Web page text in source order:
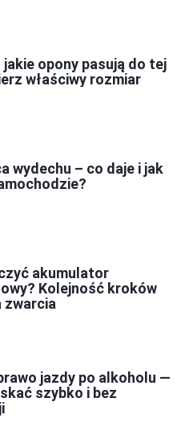
jakie opony pasują do tej
właściwy rozmiar
wydechu – co daje i jak
akumulator
Kolejność kroków
zwarcia
jazdy po alkoholu —
szybko i bez